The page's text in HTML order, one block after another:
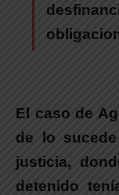
El caso de
de lo
justicia,
detenido